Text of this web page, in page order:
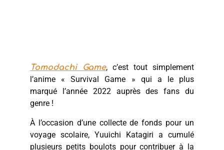
Tomodachi Game, c’est tout simplement
l’anime « Survival Game » qui a le plus
marqué l’année 2022 auprès des fans du
genre !
À l’occasion d’une collecte de fonds pour un
voyage scolaire, Yuuichi Katagiri a cumulé
plusieurs petits boulots pour contribuer à la